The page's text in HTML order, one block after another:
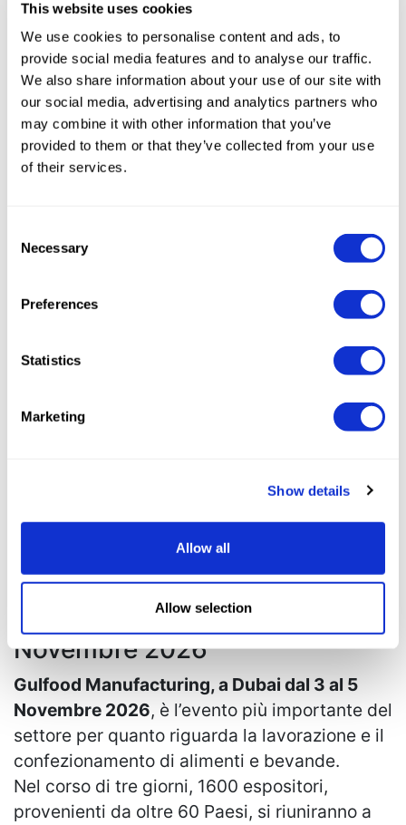
This website uses cookies
We use cookies to personalise content and ads, to
provide social media features and to analyse our traffic.
We also share information about your use of our site with
our social media, advertising and analytics partners who
may combine it with other information that you’ve
provided to them or that they’ve collected from your use
of their services.
Selection
Necessary
Preferences
Statistics
Marketing
Show details
Allow all
Allow selection
tecnologia di processo per i settori
alimentare, dellebevande,dolciario,
panificatorio,farmaceutico, cosmetico,non
alimentaree deibeni industriali.
Per prenotare un incontro con i nostri referenti
commerciali vi invitiamo a scriverci all'e-mail:
info@fava.itoppure, se preferite farlo per
Fiera Gulfood Manufacturing
2026
Dubai, 03 Novembre - 05
Novembre 2026
Gulfood Manufacturing, a Dubai dal 3 al 5
Novembre 2026, è l’evento più importante del
settore per quanto riguarda la lavorazione e il
confezionamento di alimenti e bevande.
Nel corso di tre giorni, 1600 espositori,
provenienti da oltre 60 Paesi, si riuniranno a